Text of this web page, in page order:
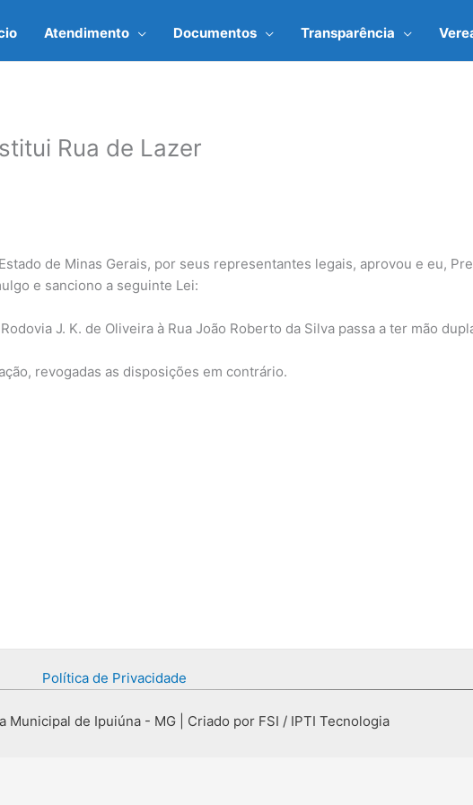
Atendimento Documentos Transparência
Rua de Lazer
Gerais, por seus representantes legais, aprovou e eu,
e sanciono a seguinte Lei:
J. K. de Oliveira à Rua João Roberto da Silva passa a ter mão
publicação, revogadas as disposições em contrário.
Política de Privacidade
Municipal de Ipuiúna - MG | Criado por FSI / IPTI Tecnologia